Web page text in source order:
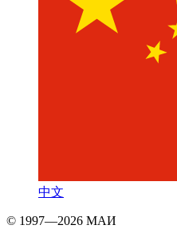
中文
© 1997—2026 МАИ